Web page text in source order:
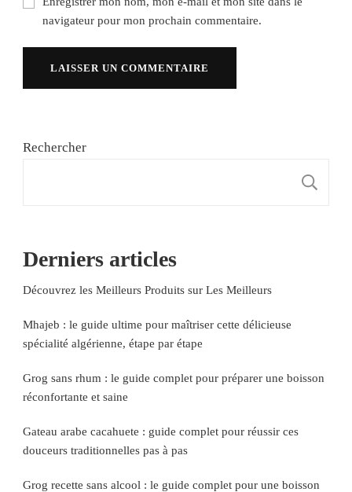
navigateur pour mon prochain commentaire.
Rechercher
Derniers articles
Découvrez les Meilleurs Produits sur Les Meilleurs
Mhajeb : le guide ultime pour maîtriser cette délicieuse
spécialité algérienne, étape par étape
Grog sans rhum : le guide complet pour préparer une boisson
réconfortante et saine
Gateau arabe cacahuete : guide complet pour réussir ces
douceurs traditionnelles pas à pas
Grog recette sans alcool : le guide complet pour une boisson